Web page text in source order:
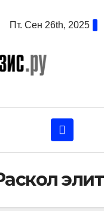
Пт. Сен 26th, 2025
элит